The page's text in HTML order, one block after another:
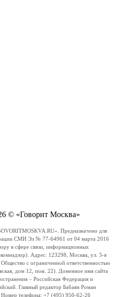
© «Говорит Москва»
Предназначено для
СМИ Эл № 77-64961 от 04 марта 2016
в сфере связи, информационных
Адрес: 123298, Москва, ул. 3-я
с ограниченной ответственностью
дом 12, пом. 22). Доменное имя сайта
– Российская Федерация и
Главный редактор Бабаян Роман
телефона: +7 (495) 950-62-26